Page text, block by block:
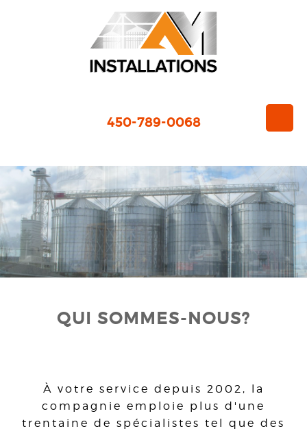
450-789-0068
QUI SOMMES-NOUS?
À votre service depuis 2002, la
compagnie emploie plus d'une
trentaine de spécialistes tel que des